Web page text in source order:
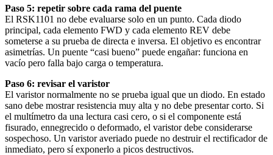
Paso 5: repetir sobre cada rama del puente
El RSK1101 no debe evaluarse solo en un punto. Cada diodo
principal, cada elemento FWD y cada elemento REV debe
someterse a su prueba de directa e inversa. El objetivo es encontrar
asimetrías. Un puente “casi bueno” puede engañar: funciona en
vacío pero falla bajo carga o temperatura.
Paso 6: revisar el varistor
El varistor normalmente no se prueba igual que un diodo. En estado
sano debe mostrar resistencia muy alta y no debe presentar corto. Si
el multímetro da una lectura casi cero, o si el componente está
fisurado, ennegrecido o deformado, el varistor debe considerarse
sospechoso. Un varistor averiado puede no destruir el rectificador de
inmediato, pero sí exponerlo a picos destructivos.